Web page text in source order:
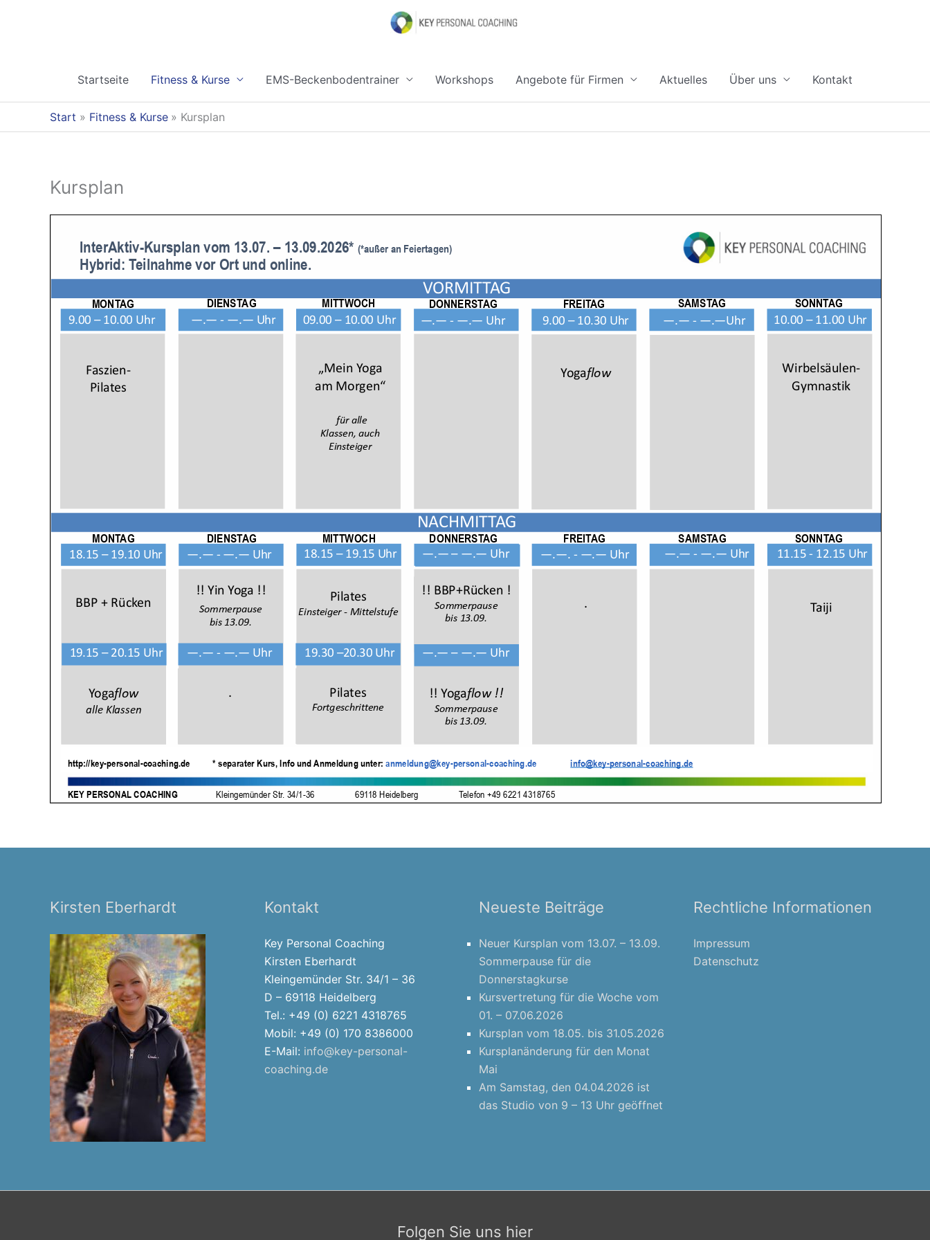
Startseite Fitness & Kurse EMS-Beckenbodentrainer Workshops Angebote für Firmen Aktuelles Über uns Kontakt
Start Fitness & Kurse Kursplan
Kursplan
Kirsten Eberhardt Kontakt
Key Personal Coaching
Kirsten Eberhardt
Kleingemünder Str. 34/1 – 36
D – 69118 Heidelberg
Tel.: +49 (0) 6221 4318765
Mobil: +49 (0) 170 8386000
E-Mail: info@key-personal-
coaching.de
Neueste Beiträge
Neuer Kursplan vom 13.07. – 13.09.
Sommerpause für die
Donnerstagkurse
Kursvertretung für die Woche vom
01. – 07.06.2026
Kursplan vom 18.05. bis 31.05.2026
Kursplanänderung für den Monat
Mai
Am Samstag, den 04.04.2026 ist
das Studio von 9 – 13 Uhr geöffnet
Rechtliche Informationen
Impressum
Datenschutz
Folgen Sie uns hier